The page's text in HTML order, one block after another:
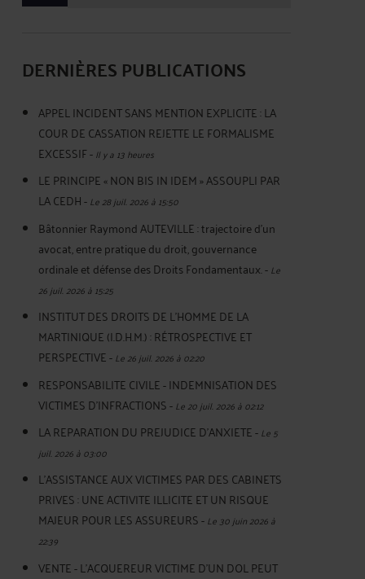
DERNIÈRES PUBLICATIONS
APPEL INCIDENT SANS MENTION EXPLICITE : LA
COUR DE CASSATION REJETTE LE FORMALISME
EXCESSIF-Il y a 13 heures
LE PRINCIPE « NON BIS IN IDEM » ASSOUPLI PAR
LA CEDH-Le 28 juil. 2026 à 15:50
Bâtonnier Raymond AUTEVILLE : trajectoire d’un
avocat, entre pratique du droit, gouvernance
ordinale et défense des Droits Fondamentaux.-Le
26 juil. 2026 à 15:25
INSTITUT DES DROITS DE L'HOMME DE LA
MARTINIQUE (I.D.H.M.) : RÉTROSPECTIVE ET
PERSPECTIVE-Le 26 juil. 2026 à 02:20
RESPONSABILITE CIVILE - INDEMNISATION DES
VICTIMES D'INFRACTIONS-Le 20 juil. 2026 à 02:12
LA REPARATION DU PREJUDICE D’ANXIETE-Le 5
juil. 2026 à 03:00
L'ASSISTANCE AUX VICTIMES PAR DES CABINETS
PRIVES : UNE ACTIVITE ILLICITE ET UN RISQUE
MAJEUR POUR LES ASSUREURS-Le 30 juin 2026 à
22:39
VENTE - L'ACQUEREUR VICTIME D'UN DOL PEUT